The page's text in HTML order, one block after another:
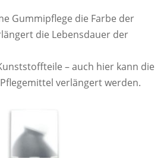
Gummipflege die Farbe der
die Lebensdauer der
– auch hier kann die
verlängert werden.